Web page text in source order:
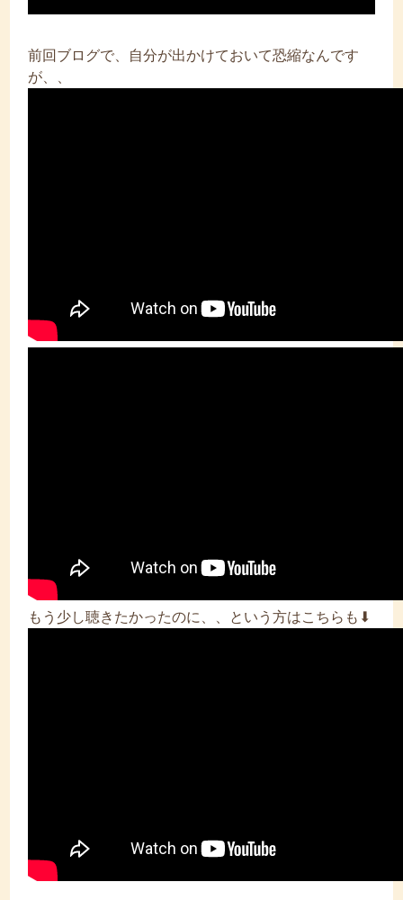
前回ブログで、自分が出かけておいて恐縮なんです
が、、
もう少し聴きたかったのに、、という方はこちらも⬇︎